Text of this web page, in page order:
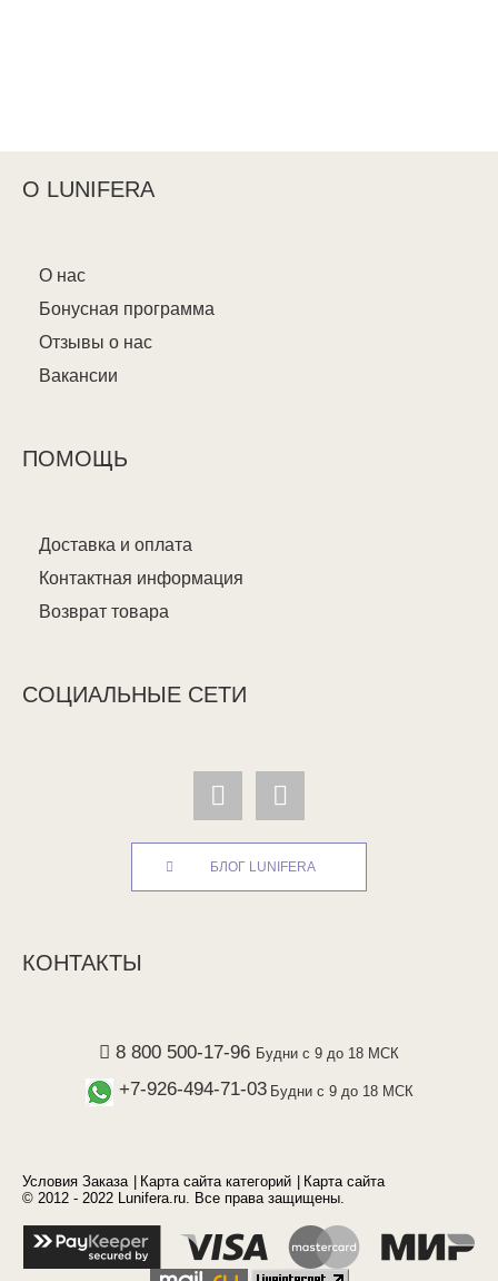
О LUNIFERA
О нас
Бонусная программа
Отзывы о нас
Вакансии
ПОМОЩЬ
Доставка и оплата
Контактная информация
Возврат товара
СОЦИАЛЬНЫЕ СЕТИ
БЛОГ LUNIFERA
КОНТАКТЫ
8 800 500-17-96 Будни с 9 до 18 МСК
+7-926-494-71-03 Будни с 9 до 18 МСК
Условия Заказа Карта сайта категорий
Карта сайта
© 2012 - 2022 Lunifera.ru. Все права защищены.